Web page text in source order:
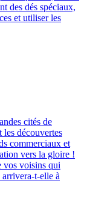
des dés spéciaux,
et utiliser les
cités de
découvertes
commerciaux et
vers la gloire !
vos voisins qui
t-elle à